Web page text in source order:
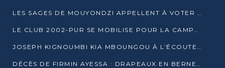
LES SAGES DE MOUYONDZI APPELLENT À VOTER DENIS SASSOU-NGUESSO
LE CLUB 2002-PUR SE MOBILISE POUR LA CAMPAGNE
JOSEPH KIGNOUMBI KIA MBOUNGOU À L’ÉCOUTE DE TALANGAÏ
DÉCÈS DE FIRMIN AYESSA : DRAPEAUX EN BERNE LUNDI